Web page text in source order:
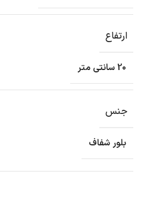
ارتفاع
20 سانتی متر
جنس
بلور شفاف